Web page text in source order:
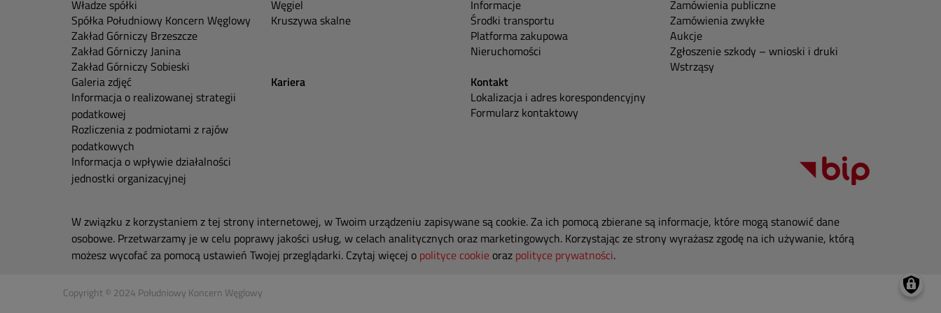
Władze spółki
Spółka Południowy Koncern Węglowy
Zakład Górniczy Brzeszcze
Zakład Górniczy Janina
Zakład Górniczy Sobieski
Galeria zdjęć
Informacja o realizowanej strategii
podatkowej
Rozliczenia z podmiotami z rajów
podatkowych
Informacja o wpływie działalności
jednostki organizacyjnej
Węgiel
Kruszywa skalne
Informacje
Środki transportu
Platforma zakupowa
Nieruchomości
Zamówienia publiczne
Zamówienia zwykłe
Aukcje
Zgłoszenie szkody – wnioski i druki
Wstrząsy
Kariera
Kontakt
Lokalizacja i adres korespondencyjny
Formularz kontaktowy
W związku z korzystaniem z tej strony internetowej, w Twoim urządzeniu zapisywane są cookie. Za ich pomocą zbierane są informacje, które mogą stanowić dane
osobowe. Przetwarzamy je w celu poprawy jakości usług, w celach analitycznych oraz marketingowych. Korzystając ze strony wyrażasz zgodę na ich używanie, którą
możesz wycofać za pomocą ustawień Twojej przeglądarki. Czytaj więcej o polityce cookie oraz polityce prywatności.
Copyright © 2024 Południowy Koncern Węglowy